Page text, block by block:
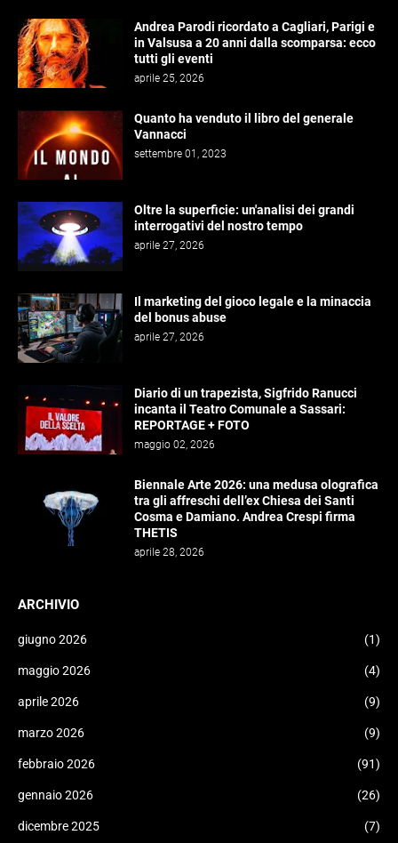
Andrea Parodi ricordato a Cagliari, Parigi e
in Valsusa a 20 anni dalla scomparsa: ecco
tutti gli eventi
aprile 25, 2026
Quanto ha venduto il libro del generale
Vannacci
settembre 01, 2023
Oltre la superficie: un'analisi dei grandi
interrogativi del nostro tempo
aprile 27, 2026
Il marketing del gioco legale e la minaccia
del bonus abuse
aprile 27, 2026
Diario di un trapezista, Sigfrido Ranucci
incanta il Teatro Comunale a Sassari:
REPORTAGE + FOTO
maggio 02, 2026
Biennale Arte 2026: una medusa olografica
tra gli affreschi dell’ex Chiesa dei Santi
Cosma e Damiano. Andrea Crespi firma
THETIS
aprile 28, 2026
ARCHIVIO
giugno 2026 (1)
maggio 2026 (4)
aprile 2026 (9)
marzo 2026 (9)
febbraio 2026 (91)
gennaio 2026 (26)
dicembre 2025 (7)